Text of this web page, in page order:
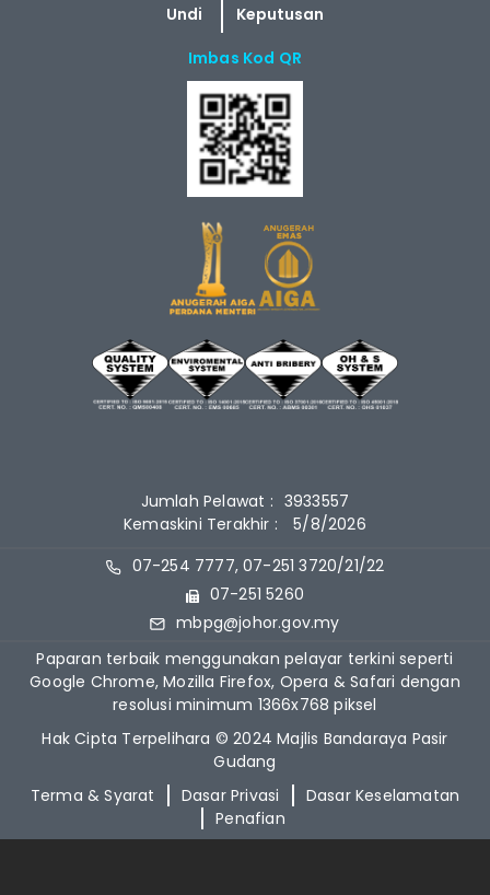
Imbas Kod QR
Jumlah Pelawat : 3933557
Kemaskini Terakhir :
5/8/2026
07-254 7777, 07-251 3720/21/22
07-251 5260
mbpg@johor.gov.my
Paparan terbaik menggunakan pelayar terkini seperti
Google Chrome, Mozilla Firefox, Opera & Safari dengan
resolusi minimum 1366x768 piksel
Hak Cipta Terpelihara © 2024 Majlis Bandaraya Pasir
Gudang
Terma & Syarat
Dasar Privasi
Dasar Keselamatan
Penafian